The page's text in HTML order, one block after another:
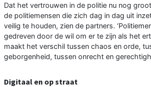
Dat het vertrouwen in de politie nu nog
de politiemensen die zich dag in dag uit
veilig te houden, zien de partners.
gedreven door de wil om er te zijn als het
maakt het verschil tussen chaos en orde,
geborgenheid, tussen onrecht en
Digitaal en op straat